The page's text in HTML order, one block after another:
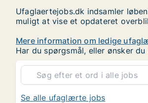
Ufaglaertejobs.dk indsamler
muligt at vise et opdateret
Mere information om ledige
Har du spørgsmål, eller ønsker
Se alle ufaglærte jobs